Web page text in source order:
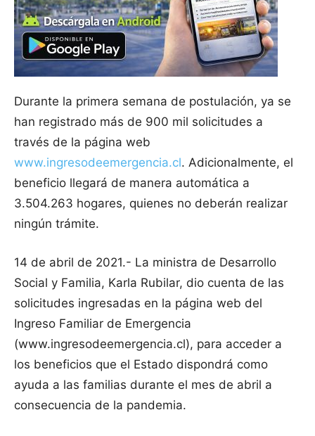
Durante la primera semana de postulación, ya se
han registrado más de 900 mil solicitudes a
través de la página web
www.ingresodeemergencia.cl. Adicionalmente, el
beneficio llegará de manera automática a
3.504.263 hogares, quienes no deberán realizar
ningún trámite.
14 de abril de 2021.- La ministra de Desarrollo
Social y Familia, Karla Rubilar, dio cuenta de las
solicitudes ingresadas en la página web del
Ingreso Familiar de Emergencia
(www.ingresodeemergencia.cl), para acceder a
los beneficios que el Estado dispondrá como
ayuda a las familias durante el mes de abril a
consecuencia de la pandemia.